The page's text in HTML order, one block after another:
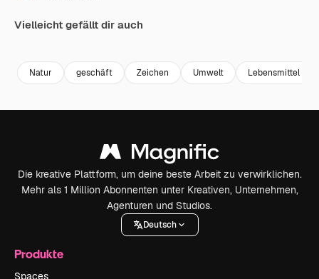
Vielleicht gefällt dir auch
Natur geschäft Zeichen Umwelt Lebensmittel
Die kreative Plattform, um deine beste Arbeit zu verwirklichen.
Mehr als 1 Million Abonnenten unter Kreativen, Unternehmen,
Agenturen und Studios.
Deutsch
Produkte
Spaces